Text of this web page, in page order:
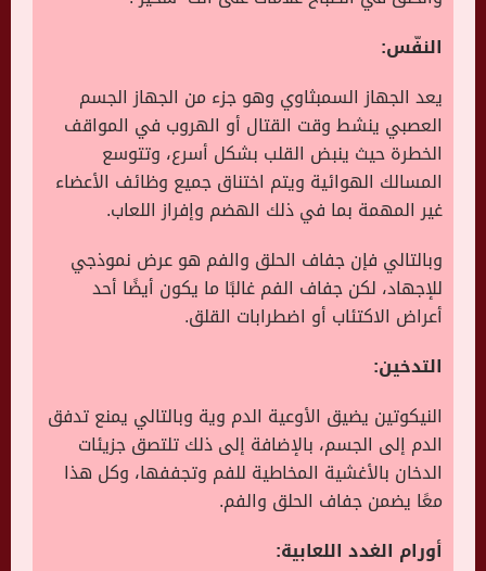
النفّس:
يعد الجهاز السمبثاوي وهو جزء من الجهاز الجسم
العصبي ينشط وقت القتال أو الهروب في المواقف
الخطرة حيث ينبض القلب بشكل أسرع، وتتوسع
المسالك الهوائية ويتم اختناق جميع وظائف الأعضاء
غير المهمة بما في ذلك الهضم وإفراز اللعاب.
وبالتالي فإن جفاف الحلق والفم هو عرض نموذجي
للإجهاد، لكن جفاف الفم غالبًا ما يكون أيضًا أحد
أعراض الاكتئاب أو اضطرابات القلق.
التدخين:
النيكوتين يضيق الأوعية الدم وية وبالتالي يمنع تدفق
الدم إلى الجسم، بالإضافة إلى ذلك تلتصق جزيئات
الدخان بالأغشية المخاطية للفم وتجففها، وكل هذا
معًا يضمن جفاف الحلق والفم.
أورام الغدد اللعابية: